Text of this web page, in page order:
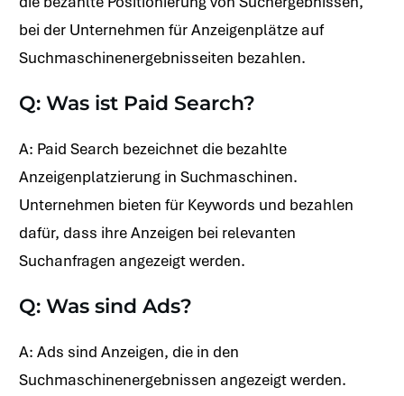
bei der Unternehmen für Anzeigenplätze auf
Suchmaschinenergebnisseiten bezahlen.
Q: Was ist Paid Search?
A: Paid Search bezeichnet die bezahlte
Anzeigenplatzierung in Suchmaschinen.
Unternehmen bieten für Keywords und bezahlen
dafür, dass ihre Anzeigen bei relevanten
Suchanfragen angezeigt werden.
Q: Was sind Ads?
A: Ads sind Anzeigen, die in den
Suchmaschinenergebnissen angezeigt werden.